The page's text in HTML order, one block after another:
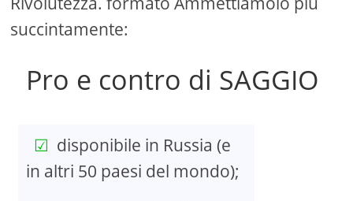
succintamente:
Pro e contro di SAGGIO
disponibile in Russia (e
in altri 50 paesi del mondo);